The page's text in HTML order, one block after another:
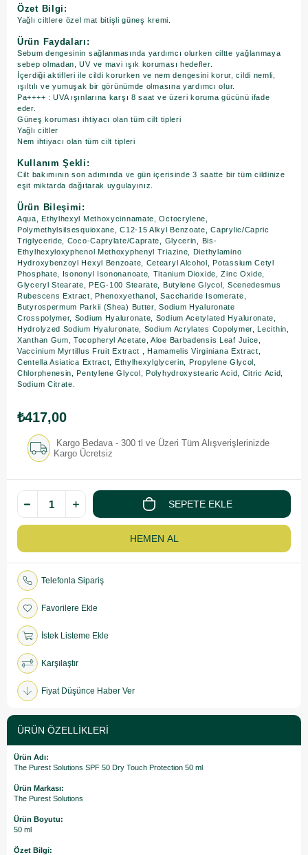
Özet Bilgi:
Yağlı ciltlere özel mat bitişli güneş kremi.
Ürün Faydaları:
Sebum dengesinin sağlanmasında yardımcı olurken ciltte yağlanmaya
sebep olmadan, UV ve mavi ışık koruması hedefler.
İçerdiği aktifleri ile cildi korurken ve nem dengesini korur, cildi nemli,
ışıltılı ve yumuşak bir görünümde olmasına yardımcı olur.
Pa++++ : UVA ışınlarına karşı 8 saat ve üzeri koruma gücünü ifade
eder.
Güneş koruması ihtiyacı olan tüm cilt tipleri
Yağlı ciltler
Nem ihtiyacı olan tüm cilt tipleri
Kullanım Şekli:
Cilt bakımının son adımında ve gün içerisinde 3 saatte bir tüm cildinize
eşit miktarda dağıtarak uygulayınız.
Ürün Bileşimi:
Aqua, Ethylhexyl Methoxycinnamate, Octocrylene,
Polymethylsilsesquioxane, C12-15 Alkyl Benzoate, Caprylic/Capric
Triglyceride, Coco-Caprylate/Caprate, Glycerin, Bis-
Ethylhexyloxyphenol Methoxyphenyl Triazine, Diethylamino
Hydroxybenzoyl Hexyl Benzoate, Cetearyl Alcohol, Potassium Cetyl
Phosphate, Isononyl Isononanoate, Titanium Dioxide, Zinc Oxide,
Glyceryl Stearate, PEG-100 Stearate, Butylene Glycol, Scenedesmus
Rubescens Extract, Phenoxyethanol, Saccharide Isomerate,
Butyrospermum Parkii (Shea) Butter, Sodium Hyaluronate
Crosspolymer, Sodium Hyaluronate, Sodium Acetylated Hyaluronate,
Hydrolyzed Sodium Hyaluronate, Sodium Acrylates Copolymer, Lecithin,
Xanthan Gum, Tocopheryl Acetate, Aloe Barbadensis Leaf Juice,
Vaccinium Myrtillus Fruit Extract , Hamamelis Virginiana Extract,
Centella Asiatica Extract, Ethylhexylglycerin, Propylene Glycol,
Chlorphenesin, Pentylene Glycol, Polyhydroxystearic Acid, Citric Acid,
Sodium Citrate.
₺417,00
Kargo Bedava - 300 tl ve Üzeri Tüm Alışverişlerinizde
Kargo Ücretsiz
Telefonla Sipariş
Favorilere Ekle
İstek Listeme Ekle
Karşılaştır
Fiyat Düşünce Haber Ver
ÜRÜN ÖZELLIKLERI
Ürün Adı:
The Purest Solutions SPF 50 Dry Touch Protection 50 ml
Ürün Markası:
The Purest Solutions
Ürün Boyutu:
50 ml
Özet Bilgi: